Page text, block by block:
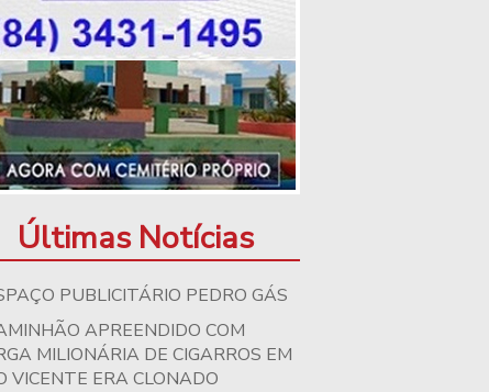
Últimas Notícias
PUBLICITÁRIO PEDRO GÁS
APREENDIDO COM
MILIONÁRIA DE CIGARROS EM
VICENTE ERA CLONADO